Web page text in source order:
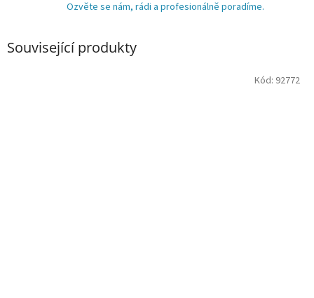
Ozvěte se nám, rádi a profesionálně poradíme.
Související produkty
Kód: 92772